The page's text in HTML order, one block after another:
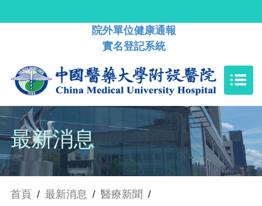
院外單位健康通報
實名登記系統
最新消息
首頁 / 最新消息 / 醫療新聞 /